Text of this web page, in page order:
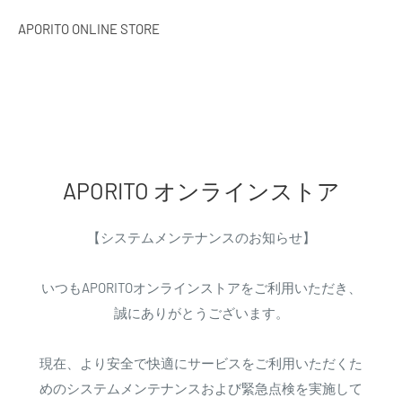
APORITO ONLINE STORE
APORITO オンラインストア
【システムメンテナンスのお知らせ】
いつもAPORITOオンラインストアをご利用いただき、
誠にありがとうございます。
現在、より安全で快適にサービスをご利用いただくた
めのシステムメンテナンスおよび緊急点検を実施して